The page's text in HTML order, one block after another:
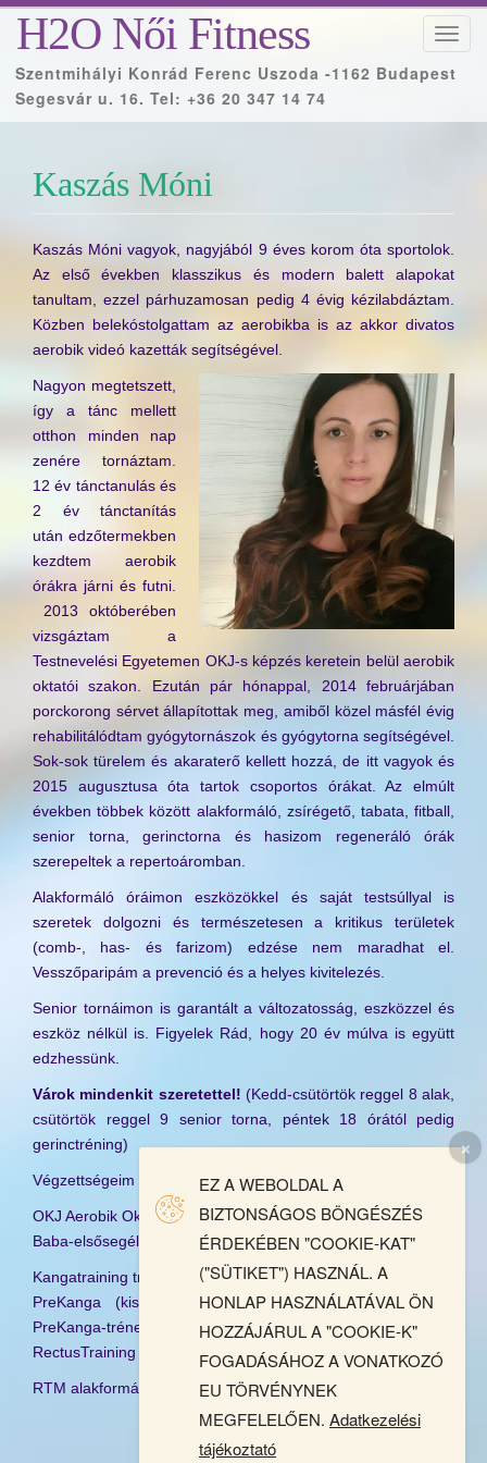
T
o
n
H2O Női Fitness
Szentmihályi Konrád Ferenc Uszoda -1162 Budapest
Segesvár u. 16. Tel: +36 20 347 14 74
Kaszás Móni
Kaszás Móni vagyok, nagyjából 9 éves korom óta sportolok.
Az első években klasszikus és modern balett alapokat
tanultam, ezzel párhuzamosan pedig 4 évig kézilabdáztam.
Közben belekóstolgattam az aerobikba is az akkor divatos
aerobik videó kazetták segítségével.
Nagyon megtetszett,
így a tánc mellett
otthon minden nap
zenére tornáztam.
12 év tánctanulás és
2 év tánctanítás
után edzőtermekben
kezdtem aerobik
órákra járni és futni.
2013 októberében
vizsgáztam a
Testnevelési Egyetemen OKJ-s képzés keretein belül aerobik
oktatói szakon. Ezután pár hónappal, 2014 februárjában
porckorong sérvet állapítottak meg, amiből közel másfél évig
rehabilitálódtam gyógytornászok és gyógytorna segítségével.
Sok-sok türelem és akaraterő kellett hozzá, de itt vagyok és
2015 augusztusa óta tartok csoportos órákat. Az elmúlt
években többek között alakformáló, zsírégető, tabata, fitball,
senior torna, gerinctorna és hasizom regeneráló órák
szerepeltek a repertoáromban.
Alakformáló óráimon eszközökkel és saját testsúllyal is
szeretek dolgozni és természetesen a kritikus területek
(comb-, has- és farizom) edzése nem maradhat el.
Vesszőparipám a prevenció és a helyes kivitelezés.
Senior tornáimon is garantált a változatosság, eszközzel és
eszköz nélkül is. Figyelek Rád, hogy 20 év múlva is együtt
edzhessünk.
Várok mindenkit szeretettel! (Kedd-csütörtök reggel 8 alak,
csütörtök reggel 9 senior torna, péntek 18 órától pedig
gerinctréning)
Végzettségeim
OKJ Aerobik Oktató – Semmelweis Egyetem
Baba-elsősegély tanfolyam
Kangatraining tréner képzés – okleveles Kanga-tréner
PreKanga (kismama torna) tréner képzés – okleveles
PreKanga-tréner
RectusTraining Módszer képzés – RTM hivatalos oktatója
RTM alakformáló képzés
EZ A WEBOLDAL A
BIZTONSÁGOS BÖNGÉSZÉS
ÉRDEKÉBEN "COOKIE-KAT"
("SÜTIKET") HASZNÁL. A
HONLAP HASZNÁLATÁVAL ÖN
HOZZÁJÁRUL A "COOKIE-K"
FOGADÁSÁHOZ A VONATKOZÓ
EU TÖRVÉNYNEK
MEGFELELŐEN. Adatkezelési
tájékoztató